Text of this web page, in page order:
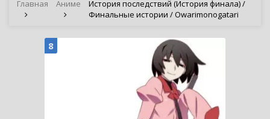
Главная Аниме
История последствий (История финала) /
Финальные истории / Owarimonogatari
8